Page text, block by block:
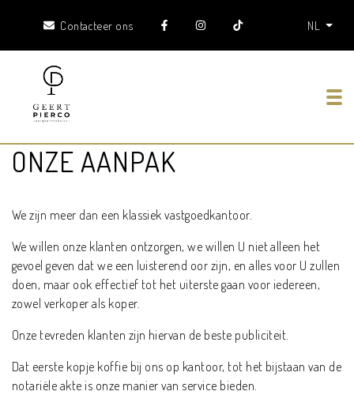
Contacteer ons NL
ONZE AANPAK
We zijn meer dan een klassiek vastgoedkantoor.
We willen onze klanten ontzorgen, we willen U niet alleen het
gevoel geven dat we een luisterend oor zijn, en alles voor U zullen
doen, maar ook effectief tot het uiterste gaan voor iedereen,
zowel verkoper als koper.
Onze tevreden klanten zijn hiervan de beste publiciteit.
Dat eerste kopje koffie bij ons op kantoor, tot het bijstaan van de
notariële akte is onze manier van service bieden.